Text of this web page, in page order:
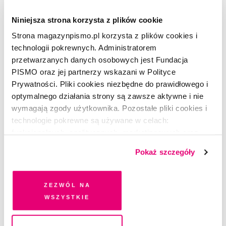
Niniejsza strona korzysta z plików cookie
Strona magazynpismo.pl korzysta z plików cookies i
technologii pokrewnych. Administratorem
przetwarzanych danych osobowych jest Fundacja
PISMO oraz jej partnerzy wskazani w Polityce
Prywatności. Pliki cookies niezbędne do prawidłowego i
optymalnego działania strony są zawsze aktywne i nie
wymagają zgody użytkownika. Pozostałe pliki cookies i
technologie pokrewne są używane w celach:
dobrowolną zgodę na pliki cookies i technologie
pokrewne, zgadzasz się na przechowywanie informacji
na Twoim urządzeniu końcowym lub dostęp do niego i
przetwarzanie danych. Zgodę na wszystkie lub niektóre
chwili wycofać lub ponowić w zakładce "Ustawienia
Pokaż szczegóły
Zezwól na
wszystkie
POEZJA